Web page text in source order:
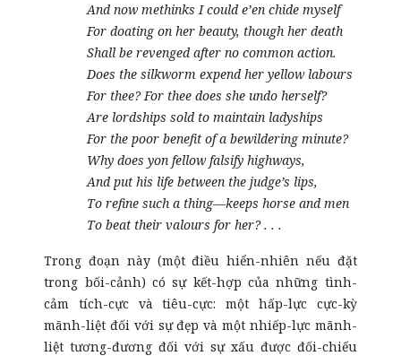
And now methinks I could e’en chide myself
For doating on her beauty, though her death
Shall be revenged after no common action.
Does the silkworm expend her yellow labours
For thee? For thee does she undo herself?
Are lordships sold to maintain ladyships
For the poor benefit of a bewildering minute?
Why does yon fellow falsify highways,
And put his life between the judge’s lips,
To refine such a thing—keeps horse and men
To beat their valours for her? . . .
Trong đoạn này (một điều hiển-nhiên nếu đặt
trong bối-cảnh) có sự kết-hợp của những tình-
cảm tích-cực và tiêu-cực: một hấp-lực cực-kỳ
mãnh-liệt đối với sự đẹp và một nhiếp-lực mãnh-
liệt tương-đương đối với sự xấu được đối-chiếu